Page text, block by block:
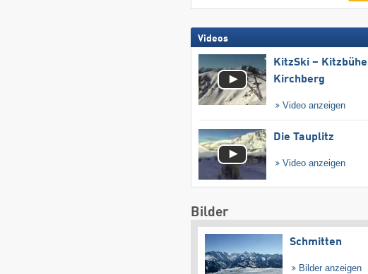
Videos
KitzSki –
Kirchberg
Video anzeigen
Die Tauplitz
Video anzeigen
Bilder
Schmitten
Bilder anzeigen